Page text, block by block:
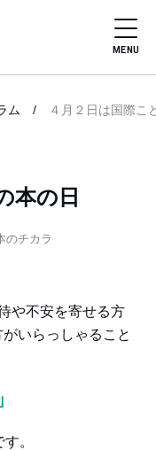
ム ４月２日は国際こ
本の日
のチカラ
や不安を寄せる方
いらっしゃること
。